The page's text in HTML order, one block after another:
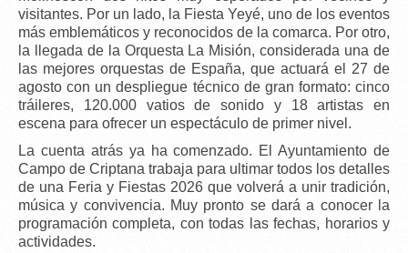
visitantes. Por un lado, la Fiesta Yeyé, uno de los eventos
más emblemáticos y reconocidos de la comarca. Por otro,
la llegada de la Orquesta La Misión, considerada una de
las mejores orquestas de España, que actuará el 27 de
agosto con un despliegue técnico de gran formato: cinco
tráileres, 120.000 vatios de sonido y 18 artistas en
escena para ofrecer un espectáculo de primer nivel.
La cuenta atrás ya ha comenzado. El Ayuntamiento de
Campo de Criptana trabaja para ultimar todos los detalles
de una Feria y Fiestas 2026 que volverá a unir tradición,
música y convivencia. Muy pronto se dará a conocer la
programación completa, con todas las fechas, horarios y
actividades.